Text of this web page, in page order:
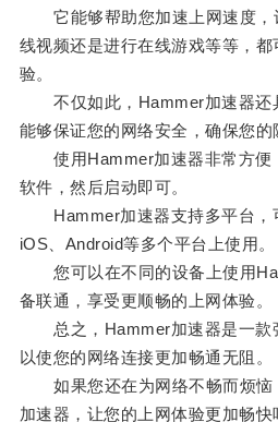
它能够帮助您加速上网速度，
线视频还是进行在线游戏等等，
验。
不仅如此，Hammer加速器还
能够保证您的网络安全，确保您的
使用Hammer加速器非常方便
软件，然后启动即可。
Hammer加速器支持多平台，
iOS、Android等多个平台上使用。
您可以在不同的设备上使用
备联通，享受更顺畅的上网体验。
总之，Hammer加速器是一款
以使您的网络连接更加畅通无阻。
如果您还在为网络不畅而烦恼
加速器，让您的上网体验更加畅快